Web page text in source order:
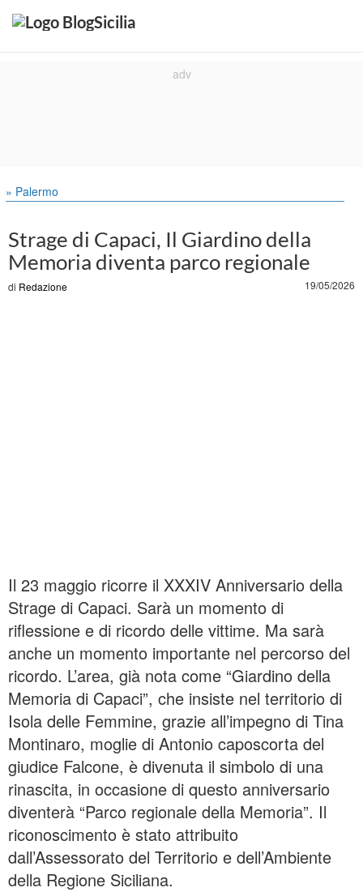
» Palermo
Strage di Capaci, Il Giardino della
Memoria diventa parco regionale
di Redazione 19/05/2026
Il 23 maggio ricorre il XXXIV Anniversario della
Strage di Capaci. Sarà un momento di
riflessione e di ricordo delle vittime. Ma sarà
anche un momento importante nel percorso del
ricordo. L’area, già nota come “Giardino della
Memoria di Capaci”, che insiste nel territorio di
Isola delle Femmine, grazie all’impegno di Tina
Montinaro, moglie di Antonio caposcorta del
giudice Falcone, è divenuta il simbolo di una
rinascita, in occasione di questo anniversario
diventerà “Parco regionale della Memoria”. Il
riconoscimento è stato attribuito
dall’Assessorato del Territorio e dell’Ambiente
della Regione Siciliana.